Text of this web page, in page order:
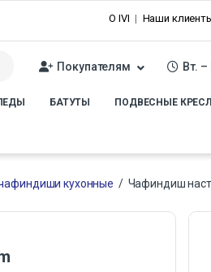
О IVI Наши
Покупателям Вт.
БАТУТЫ ПОДВЕСНЫЕ
кухонные / Чафиндиш